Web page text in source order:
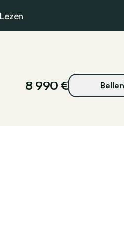
Lezen
8 990 € Bellen